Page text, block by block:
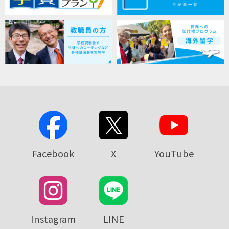
Facebook X YouTube
Instagram LINE